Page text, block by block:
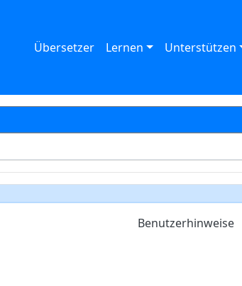
Übersetzer Lernen Unterstützen
Benutzerhinweise